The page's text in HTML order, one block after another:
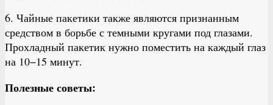
6. Чайные пакетики также являются признанным
средством в борьбе с темными кругами под глазами.
Прохладный пакетик нужно поместить на каждый глаз
на 10−15 минут.
Полезные советы: